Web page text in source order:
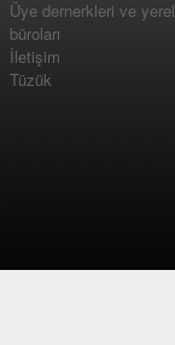
Üye dernerkleri ve yerel
büroları
İletişim
Tüzük